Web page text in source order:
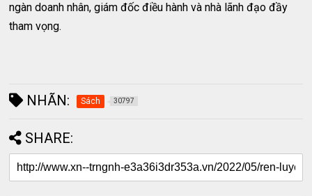
ngàn doanh nhân, giám đốc điều hành và nhà lãnh đạo đầy
tham vọng.
NHÃN: Sách 30797
SHARE: